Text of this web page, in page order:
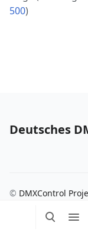
Suche
umschalten
Menü
500)
Deutsches
© DMXControl